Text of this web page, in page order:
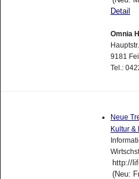
Detail
Omnia
9181
Tel.:
Neue
Kultur &
http://
(Neu: